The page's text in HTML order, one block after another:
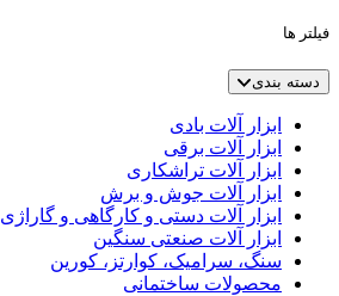
فیلتر ها
دسته بندی
ابزار آلات بادی
ابزار آلات برقی
ابزار آلات تراشکاری
ابزار آلات جوش و برش
ابزار آلات دستی و کارگاهی و گاراژی
ابزار آلات صنعتی سنگین
سنگ، سرامیک، کوارتز، کورین
محصولات ساختمانی